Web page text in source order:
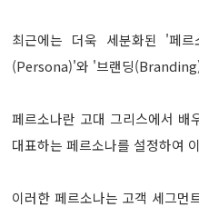
최근에는 더욱 세분화된 '페
(Persona)'와 '브랜딩
페르소나란 고대 그리스에서
대표하는 페르소나를 설정하여
이러한 페르소나는 고객 세그먼